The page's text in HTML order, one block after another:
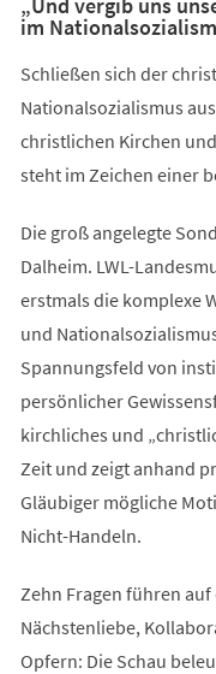
im
Schließen sich der
Nationalsozialismus
christlichen Kirchen
steht im Zeichen einer
Die groß angelegte
Dalheim. LWL-
erstmals die komplexe
und
Spannungsfeld von
persönlicher
kirchliches und
Zeit und zeigt anhand
Gläubiger mögliche
Nicht-Handeln.
Zehn Fragen führen
Nächstenliebe,
Opfern: Die Schau